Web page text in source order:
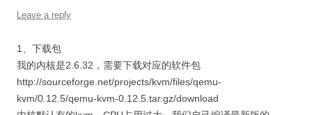
Leave a reply
1、下载包
我的内核是2.6.32，需要下载对应的软件包
http://sourceforge.net/projects/kvm/files/qemu-
kvm/0.12.5/qemu-kvm-0.12.5.tar.gz/download